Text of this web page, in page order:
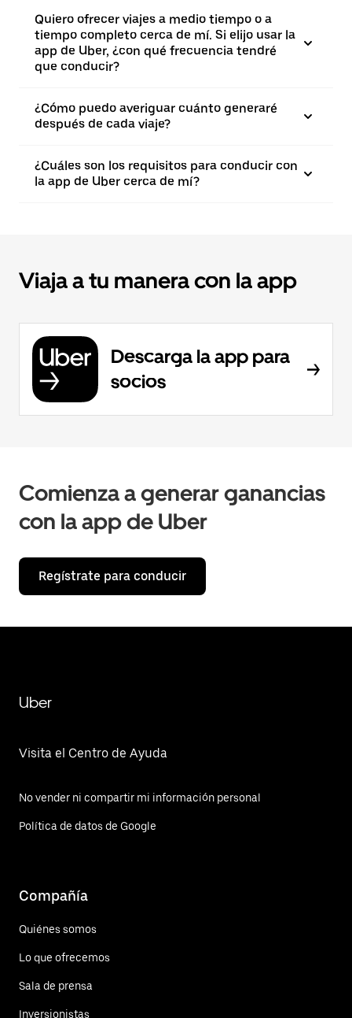
Quiero ofrecer viajes a medio tiempo o a
tiempo completo cerca de mí. Si elijo usar la
app de Uber, ¿con qué frecuencia tendré
que conducir?
¿Cómo puedo averiguar cuánto generaré
después de cada viaje?
¿Cuáles son los requisitos para conducir con
la app de Uber cerca de mí?
Viaja a tu manera con la app
Descarga la app para
socios
Comienza a generar ganancias
con la app de Uber
Regístrate para conducir
Uber
Visita el Centro de Ayuda
No vender ni compartir mi información personal
Política de datos de Google
Compañía
Quiénes somos
Lo que ofrecemos
Sala de prensa
Inversionistas